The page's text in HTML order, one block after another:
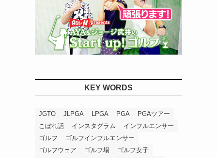
KEY WORDS
JGTO JLPGA LPGA PGA
PGAツアー
こぼれ話
インスタグラム
インフルエンサー
ゴルフ
ゴルフインフルエンサー
ゴルフウェア
ゴルフ場
ゴルフ女子